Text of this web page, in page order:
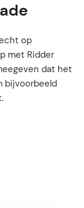
op
met Ridder
dat het
bijvoorbeeld